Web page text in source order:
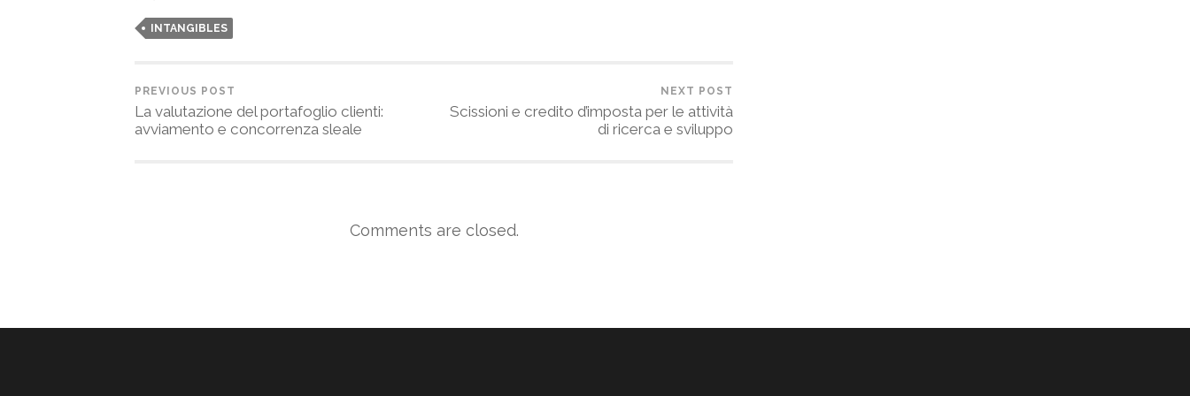
INTANGIBLES
PREVIOUS POST
La valutazione del portafoglio clienti:
avviamento e concorrenza sleale
NEXT POST
Scissioni e credito d’imposta per le attività
di ricerca e sviluppo
Comments are closed.